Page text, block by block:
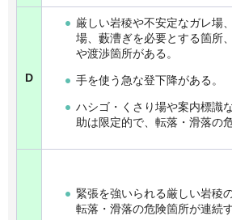
D
厳しい岩稜や不安定なガレ場
場、藪漕ぎを必要とする箇所
や渡渉箇所がある。
手を使う急な登下降がある。
ハシゴ・くさり場や案内標識
助は限定的で、転落・滑落の
緊張を強いられる厳しい岩稜
転落・滑落の危険箇所が連続す